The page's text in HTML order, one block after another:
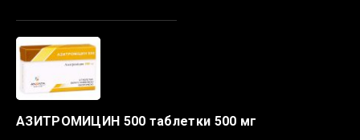
АЗИТРОМИЦИН 500 таблетки 500 мг